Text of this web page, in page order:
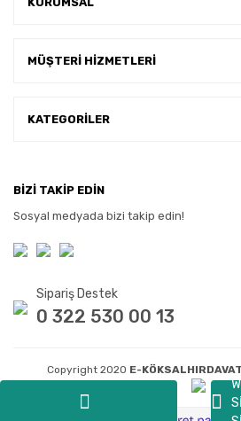
MÜŞTERİ HİZMETLERİ
KATEGORİLER
BİZİ TAKİP EDİN
Sosyal medyada bizi takip edin!
Sipariş Destek
0 322 530 00 13
Copyright 2020 E-KÖKSALHIRDAVAT